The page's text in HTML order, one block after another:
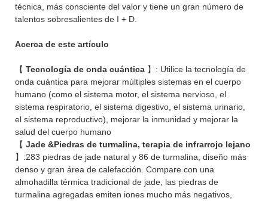
técnica, más consciente del valor y tiene un gran número de
talentos sobresalientes de I + D.
Acerca de este artículo
【 Tecnología de onda cuántica 】: Utilice la tecnología de
onda cuántica para mejorar múltiples sistemas en el cuerpo
humano (como el sistema motor, el sistema nervioso, el
sistema respiratorio, el sistema digestivo, el sistema urinario,
el sistema reproductivo), mejorar la inmunidad y mejorar la
salud del cuerpo humano
【 Jade &Piedras de turmalina, terapia de infrarrojo lejano
】:283 piedras de jade natural y 86 de turmalina, diseño más
denso y gran área de calefacción. Compare con una
almohadilla térmica tradicional de jade, las piedras de
turmalina agregadas emiten iones mucho más negativos,